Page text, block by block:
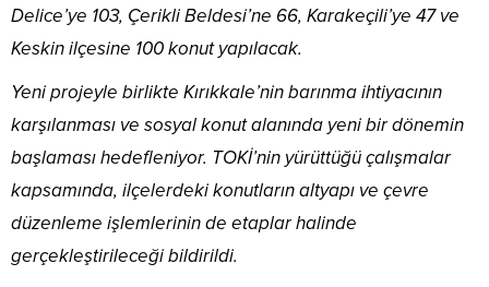
Delice’ye 103, Çerikli Beldesi’ne 66, Karakeçili’ye 47 ve
Keskin ilçesine 100 konut yapılacak.
Yeni projeyle birlikte Kırıkkale’nin barınma ihtiyacının
karşılanması ve sosyal konut alanında yeni bir dönemin
başlaması hedefleniyor. TOKİ’nin yürüttüğü çalışmalar
kapsamında, ilçelerdeki konutların altyapı ve çevre
düzenleme işlemlerinin de etaplar halinde
gerçekleştirileceği bildirildi.